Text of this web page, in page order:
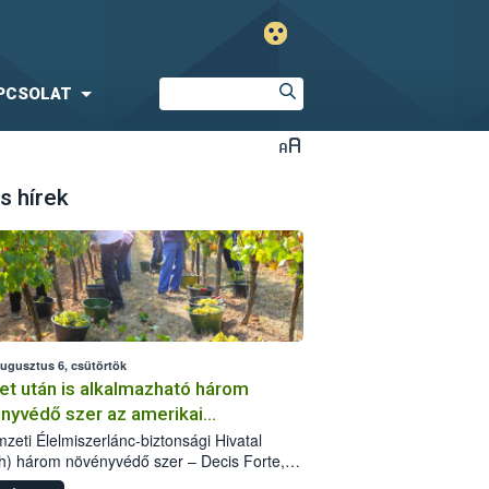
hírek
6, csütörtök
után is alkalmazható három
szer az amerikai
ellen
Élelmiszerlánc-biztonsági Hivatal
három növényvédő szer – Decis Forte,
24 EW, Oroganic – engedélyokiratát